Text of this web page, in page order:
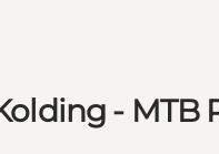
- MTB